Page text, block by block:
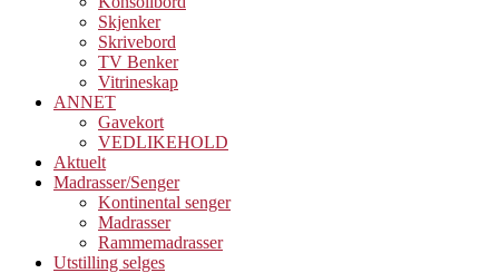
Skjenker
Skrivebord
TV Benker
Vitrineskap
ANNET
Gavekort
VEDLIKEHOLD
Aktuelt
Madrasser/Senger
Kontinental senger
Madrasser
Rammemadrasser
Utstilling selges